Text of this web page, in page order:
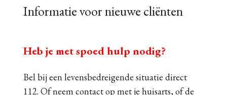
Informatie voor nieuwe cliënten
Heb je met spoed hulp nodig?
Bel bij een levensbedreigende situatie direct
112. Of neem contact op met je huisarts, of de